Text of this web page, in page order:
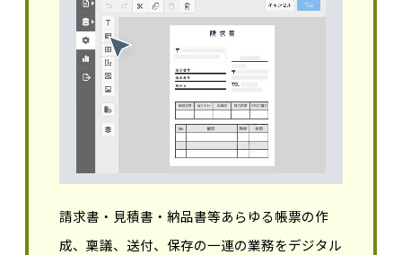
請求書・見積書・納品書等あらゆる帳票の作
成、稟議、送付、保存の一連の業務をデジタル